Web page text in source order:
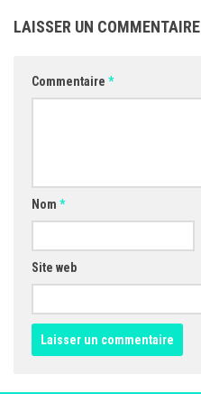
LAISSER UN COMMENTAIRE
Commentaire *
Nom *
Site web